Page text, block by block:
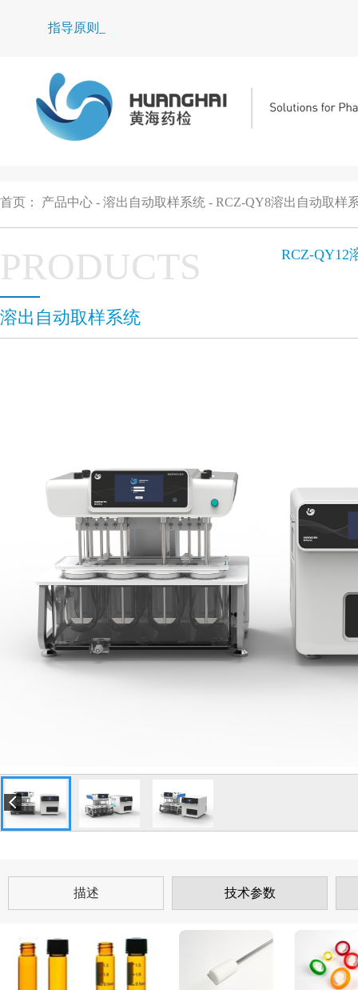
指导原则 | C_
首页 ： 产品中心 - 溶出自动取样系统 - RCZ-QY8溶出自动取样
PRODUCTS
溶出自动取样系统
RCZ-QY12
描述 技术参数